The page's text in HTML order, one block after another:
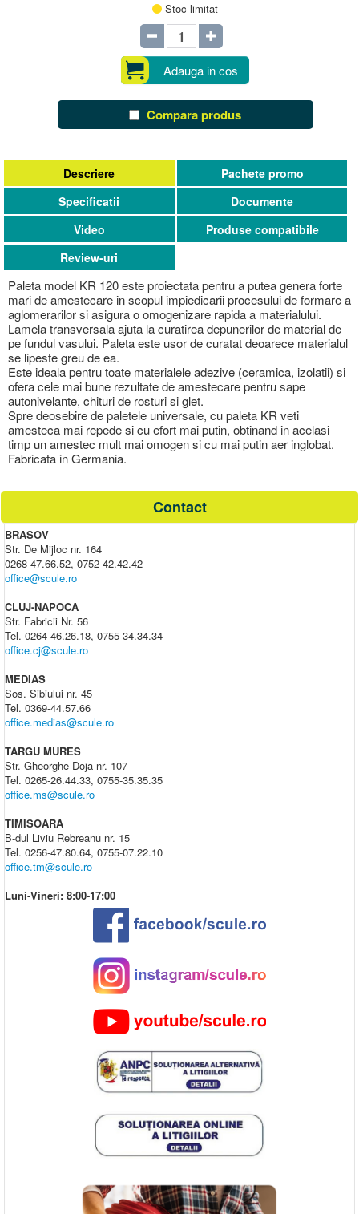
Stoc limitat
Adauga in cos
Compara produs
Descriere
Paleta model KR 120 este proiectata pentru a putea genera forte
mari de amestecare in scopul impiedicarii procesului de formare a
aglomerarilor si asigura o omogenizare rapida a materialului.
Lamela transversala ajuta la curatirea depunerilor de material de
pe fundul vasului. Paleta este usor de curatat deoarece materialul
se lipeste greu de ea.
Este ideala pentru toate materialele adezive (ceramica, izolatii) si
ofera cele mai bune rezultate de amestecare pentru sape
autonivelante, chituri de rosturi si glet.
Spre deosebire de paletele universale, cu paleta KR veti
amesteca mai repede si cu efort mai putin, obtinand in acelasi
timp un amestec mult mai omogen si cu mai putin aer inglobat.
Fabricata in Germania.
Pachete promo
Specificatii
Documente
Video
Produse compatibile
Review-uri
Contact
BRASOV
Str. De Mijloc nr. 164
0268-47.66.52, 0752-42.42.42
office@scule.ro
CLUJ-NAPOCA
Str. Fabricii Nr. 56
Tel. 0264-46.26.18, 0755-34.34.34
office.cj@scule.ro
MEDIAS
Sos. Sibiului nr. 45
Tel. 0369-44.57.66
office.medias@scule.ro
TARGU MURES
Str. Gheorghe Doja nr. 107
Tel. 0265-26.44.33, 0755-35.35.35
office.ms@scule.ro
TIMISOARA
B-dul Liviu Rebreanu nr. 15
Tel. 0256-47.80.64, 0755-07.22.10
office.tm@scule.ro
Luni-Vineri: 8:00-17:00